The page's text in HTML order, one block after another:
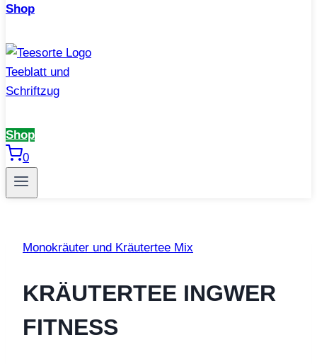
Shop
Shop
0
Monokräuter und Kräutertee Mix
KRÄUTERTEE INGWER
FITNESS